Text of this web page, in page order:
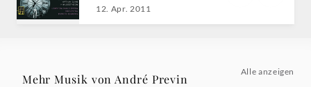
12. Apr. 2011
Mehr Musik von André Previn
Alle anzeigen